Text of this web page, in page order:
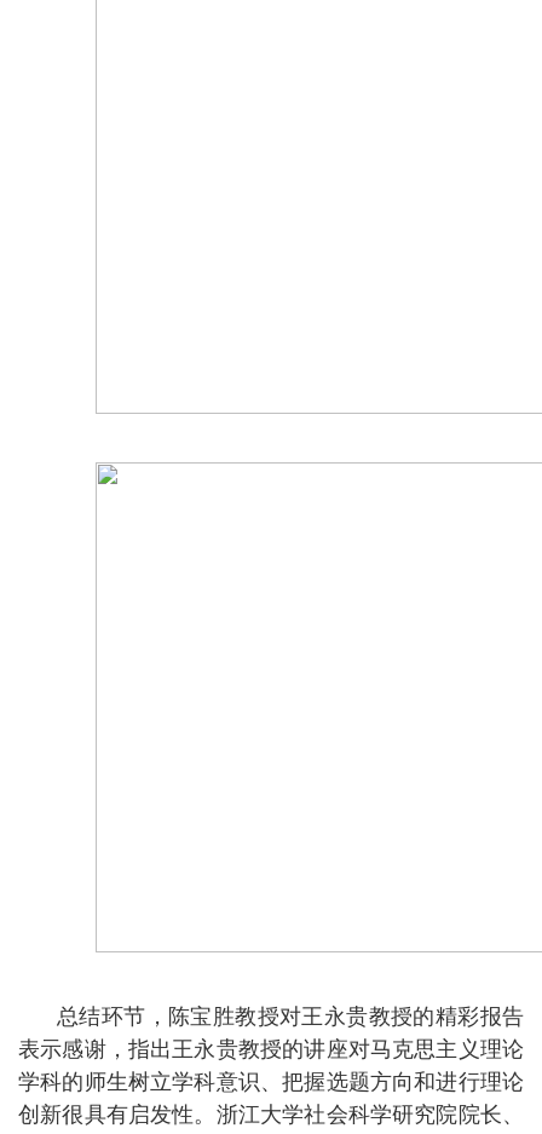
总结环节，陈宝胜教授对王永贵教授的精彩报告
表示感谢，指出王永贵教授的讲座对马克思主义理论
学科的师生树立学科意识、把握选题方向和进行理论
创新很具有启发性。浙江大学社会科学研究院院长、